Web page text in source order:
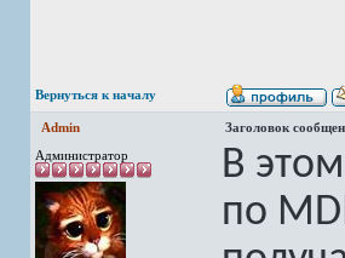
Вернуться к началу
Admin Заголовок
Администратор
В
по